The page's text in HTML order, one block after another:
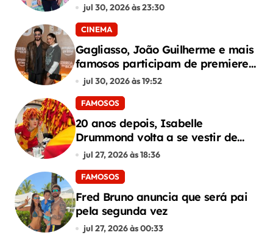
jul 30, 2026 às 23:30
CINEMA
Gagliasso, João Guilherme e mais
famosos participam de premiere
de “Corrida dos Bichos”
jul 30, 2026 às 19:52
FAMOSOS
20 anos depois, Isabelle
Drummond volta a se vestir de
Emília do Sítio
jul 27, 2026 às 18:36
FAMOSOS
Fred Bruno anuncia que será pai
pela segunda vez
jul 27, 2026 às 00:33